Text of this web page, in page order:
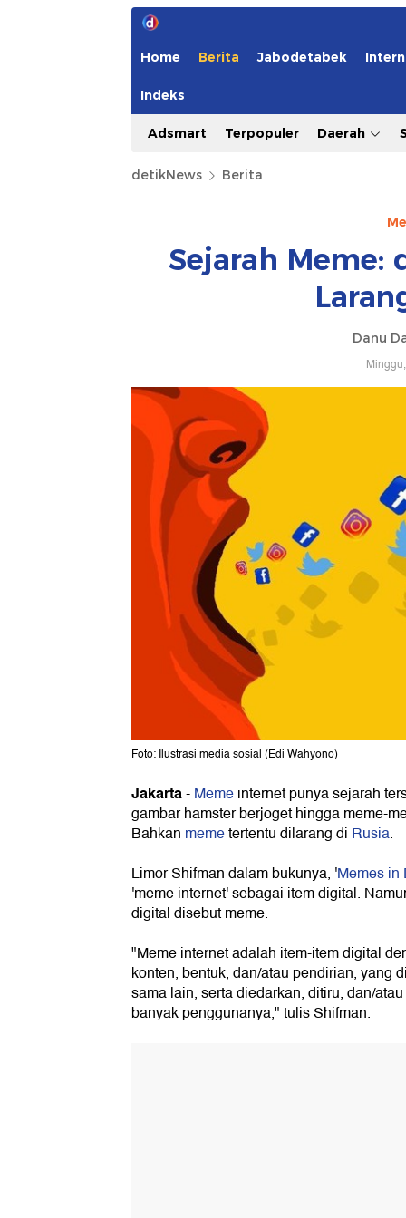
Home Berita Jabodetabek
Indeks
Adsmart Terpopuler Daerah
detikNews Berita
Sejarah Meme:
Danu
Foto: Ilustrasi media sosial (Edi Wahyono)
Jakarta-Memeinternet punya sejarah
gambar hamster berjoget hingga meme-
Bahkan memetertentu dilarang di Rusia.
Limor Shifman dalam bukunya, 'Memes
'meme internet' sebagai item digital.
digital disebut meme.
"Meme internet adalah item-item digital
konten, bentuk, dan/atau pendirian, yang
sama lain, serta diedarkan, ditiru, dan/
banyak penggunanya," tulis Shifman.